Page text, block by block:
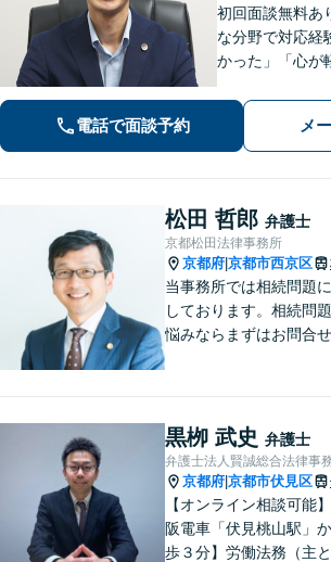
初回面談無料あ
な分野で対応経
かった」「心が
い、誠実・迅速
捗状況を細かく
せないよう心掛
可】【樟葉駅5
電話で面談予約 メ
松田 哲郎 弁護士
京都松田法律事務所
京都府 京都市西京区
当事務所では相続問題
しております。相続問
悩みならまずはお問合せ
黒栁 武史 弁護士
弁護士法人賢誠総合法律事
京都府 京都市伏見区
【オンライン相談可能
阪電車「伏見桃山駅」
歩３分】労働法務（主と